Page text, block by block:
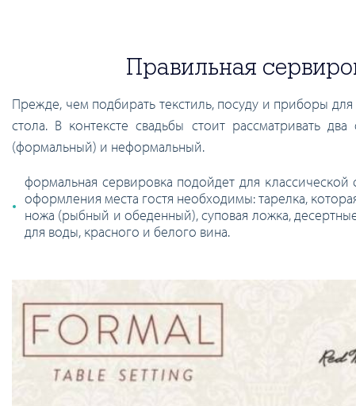
Правильная
Прежде, чем подбирать текстиль, посуду и приборы для
стола. В контексте свадьбы стоит рассматривать
(формальный) и неформальный.
формальная сервировка подойдет для
оформления места гостя необходимы: тарелка,
ножа (рыбный и обеденный), суповая ложка,
для воды, красного и белого вина.